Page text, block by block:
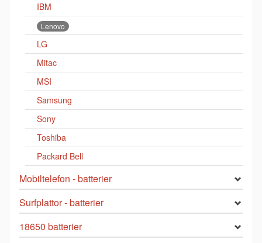
IBM
Lenovo
LG
Mitac
MSI
Samsung
Sony
Toshiba
Packard Bell
Mobiltelefon - batterier
Surfplattor - batterier
18650 batterier